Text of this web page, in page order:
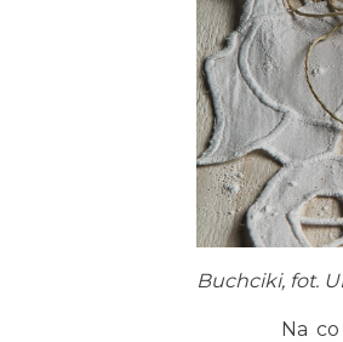
Buchciki, fot.
Na co dzień